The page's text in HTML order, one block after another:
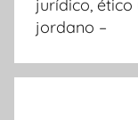
jurídico,
jordano –